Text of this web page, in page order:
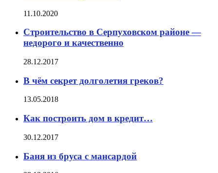
11.10.2020
Строительство в Серпуховском районе —
недорого и качественно
28.12.2017
В чём секрет долголетия греков?
13.05.2018
Как построить дом в кредит…
30.12.2017
Баня из бруса с мансардой